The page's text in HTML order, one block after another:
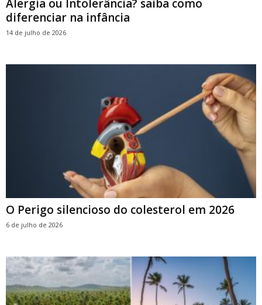
Alergia ou Intolerância? saiba como
diferenciar na infância
14 de julho de 2026
O Perigo silencioso do colesterol em 2026
6 de julho de 2026